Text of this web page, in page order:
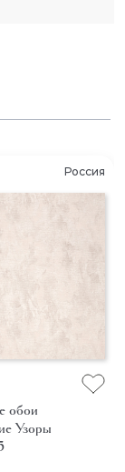
Россия
обои
Узоры